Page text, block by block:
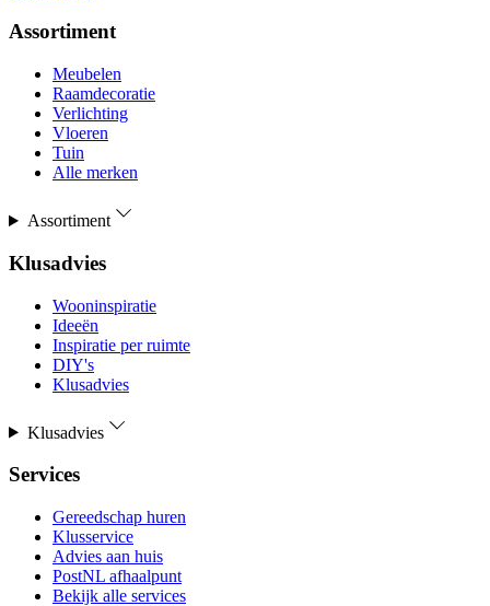
Assortiment
Meubelen
Raamdecoratie
Verlichting
Vloeren
Tuin
Alle merken
Assortiment
Klusadvies
Wooninspiratie
Ideeën
Inspiratie per ruimte
DIY's
Klusadvies
Klusadvies
Services
Gereedschap huren
Klusservice
Advies aan huis
PostNL afhaalpunt
Bekijk alle services